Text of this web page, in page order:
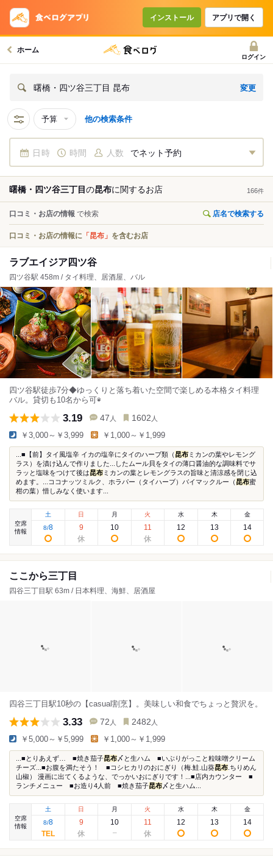
インストール アプリで開く
ホーム
ログイン
曙橋・四ツ谷三丁目 昆布 変更
予算 他の検索条件
日時 時間 人数 でネット予約
曙橋・四ツ谷三丁目の昆布に関するお店 166件
口コミ・お店の情報 で検索 店名で検索する
口コミ・お店の情報に 「昆布」 を含むお店
ラブエイジア四ツ谷
四ツ谷駅 458m / タイ料理、居酒屋、バル
四ツ谷駅徒歩7分◆ゆっくりと落ち着いた空間で楽しめる本格タイ料理
バル。貸切も10名から可◉
3.19 47 人 1602 人
￥3,000～￥3,999 ￥1,000～￥1,999
...■【前】タイ風塩辛 イカの塩辛にタイのハーブ類（ 昆布 ミカンの葉やレモング
ラス）を漬け込んで作りました...したムール貝をタイの薄口醤油的な調味料でサ
ラッと塩味をつけて後は昆布 ミカンの葉とレモングラスの旨味と清涼感を閉じ込
めます。...ココナッツミルク、ホラパー（タイハーブ）バイマックルー（ 昆布蜜
柑の葉）惜しみなく使います...
空席
情報
土
8/8
日
9
月
10
火
11
水
12
木
13
金
14
ここから三丁目
四谷三丁目駅 63m / 日本料理、海鮮、居酒屋
四谷三丁目駅10秒の【casual割烹】。美味しい和食でちょっと贅沢を。
3.33 72 人 2482 人
￥5,000～￥5,999 ￥1,000～￥1,999
...■とりあえず… ■焼き茄子昆布〆と生ハム ■いぶりがっこと粒味噌クリーム
チーズ...■お腹を満たそう！ ■コシヒカリのおにぎり（梅.鮭.山葵昆布 .ちりめん
山椒） 漫画に出てくるような、でっかいおにぎりです！...■店内カウンター ■
ランチメニュー ■お造り4人前 ■焼き茄子昆布〆と生ハム...
空席
情報
土
8/8
日
9
月
10
火
11
水
12
木
13
金
14